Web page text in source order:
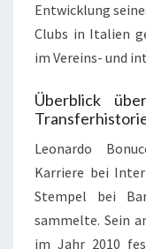
Entwicklung
Clubs in Italien
im Vereins- und
Überblick
Leonardo
Karriere bei
Stempel bei
sammelte. Sein
im Jahr 2010